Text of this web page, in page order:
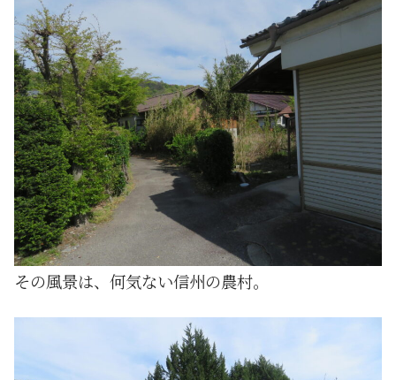
その風景は、何気ない信州の農村。